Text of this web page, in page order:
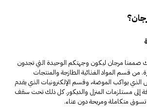
صممنا مرجان ليكون وجهتكم الوحيدة التي تجدون
من قسم المواد الغذائية الطازجة والمنتجات
الذي يواكب الموضة، وقسم الإلكترونيات الذي يقدم
إلى مستلزمات المنزل والديكور. كل ذلك تحت سقف
تسوق متكاملة ومريحة دون عناء.